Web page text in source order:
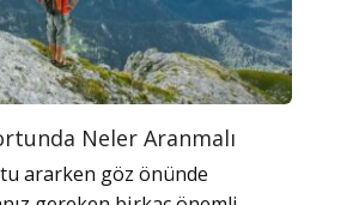
Neler Aranmalı
ararken göz önünde